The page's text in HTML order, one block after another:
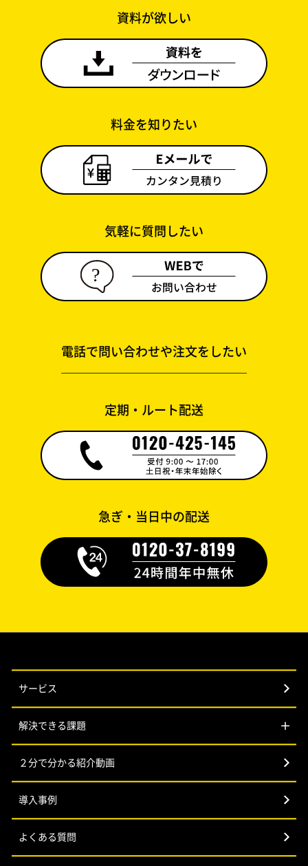
資料が欲しい
料金を知りたい
気軽に質問したい
電話で問い合わせや注文をしたい
定期・ルート配送
急ぎ・当日中の配送
サービス
解決できる課題
２分で分かる紹介動画
導入事例
よくある質問